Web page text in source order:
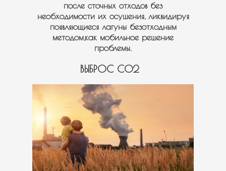
после сточных отходов без
необходимости их осушения, ликвидируя
появляющиеся лагуны безотходным
методом,как мобильное решение
проблемы.
ВЫБРОС CO2